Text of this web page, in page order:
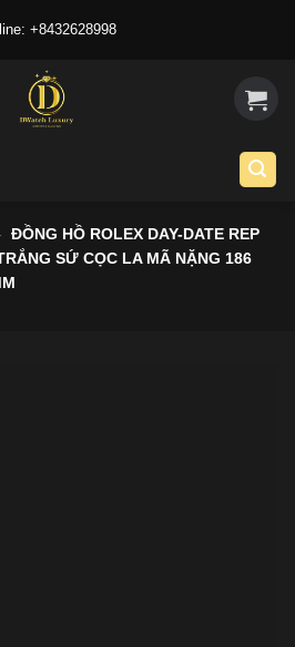
+8432628998
ĐỒNG HỒ ROLEX DAY-DATE REP
SỨ CỌC LA MÃ NẶNG 186